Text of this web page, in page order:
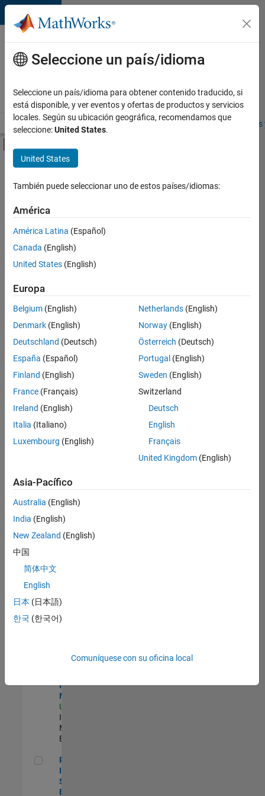
Saltar al contenido
Ofertas
de
empleo
MathWorks
Visión general Búsqueda de empleo Oficinas locales
Contenido principal
FILTRADO POR
Technical Writing
User Experience
Industry Marketing
Product Marketing
Ordenar por
Guardar
empleos
seleccionados
No se
han
traducido
todos
los
empleos.
Busque
por
ubicación
todos
empleos
en su
zona.
Product Strategy Lead - Cloud & Ecosystem for Simulink
Ecosystem for
US-MA-Natick
Experimentado
Industry
Manager
US-TX-Plano
Industry
Marketing |
Experimentado
Principal Identity Security Engineer - AD & MS Entra ID
Principal
Identity
Security
Engineer - AD
Seleccione un país/idioma
Seleccione un país/idioma para obtener contenido traducido, si
está disponible, y ver eventos y ofertas de productos y servicios
locales. Según su ubicación geográfica, recomendamos que
seleccione:United States.
United States
También puede seleccionar uno de estos países/idiomas:
América
América Latina (Español)
Canada (English)
United States (English)
Europa
Belgium (English)
Denmark (English)
Deutschland (Deutsch)
España (Español)
Finland (English)
France (Français)
Ireland (English)
Italia (Italiano)
Luxembourg (English)
Netherlands(English)
Norway(English)
Österreich (Deutsch)
Portugal (English)
Sweden (English)
Switzerland
Deutsch
English
Français
United Kingdom(English)
Asia-Pacífico
Australia (English)
India (English)
New Zealand (English)
中国
简体中文
English
日本 (日本語)
한국 (한국어)
Comuníquese con su oficina local